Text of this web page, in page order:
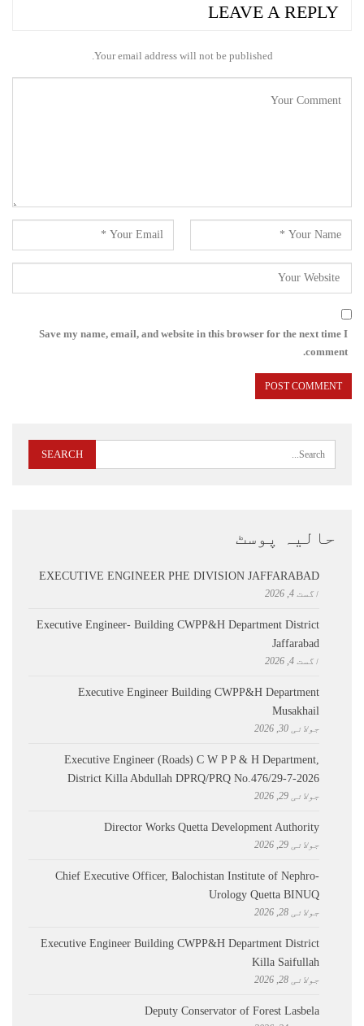
LEAVE A REPLY
Your email address will not be published.
Save my name, email, and website in this browser for the next time I
comment.
حالیہ پوسٹ
EXECUTIVE ENGINEER PHE DIVISION JAFFARABAD
اگست 4, 2026
Executive Engineer- Building CWPP&H Department District
Jaffarabad
اگست 4, 2026
Executive Engineer Building CWPP&H Department
Musakhail
جولائی 30, 2026
Executive Engineer (Roads) C W P P & H Department,
District Killa Abdullah ​DPRQ/PRQ No.476/29-7-2026
جولائی 29, 2026
Director Works Quetta Development Authority
جولائی 29, 2026
Chief Executive Officer, Balochistan Institute of Nephro-
Urology Quetta BINUQ
جولائی 28, 2026
Executive Engineer Building CWPP&H Department District
Killa Saifullah
جولائی 28, 2026
Deputy Conservator of Forest Lasbela